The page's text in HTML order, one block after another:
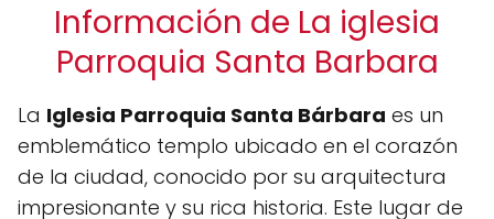
Información de La iglesia
Parroquia Santa Barbara
La Iglesia Parroquia Santa Bárbara es un
emblemático templo ubicado en el corazón
de la ciudad, conocido por su arquitectura
impresionante y su rica historia. Este lugar de